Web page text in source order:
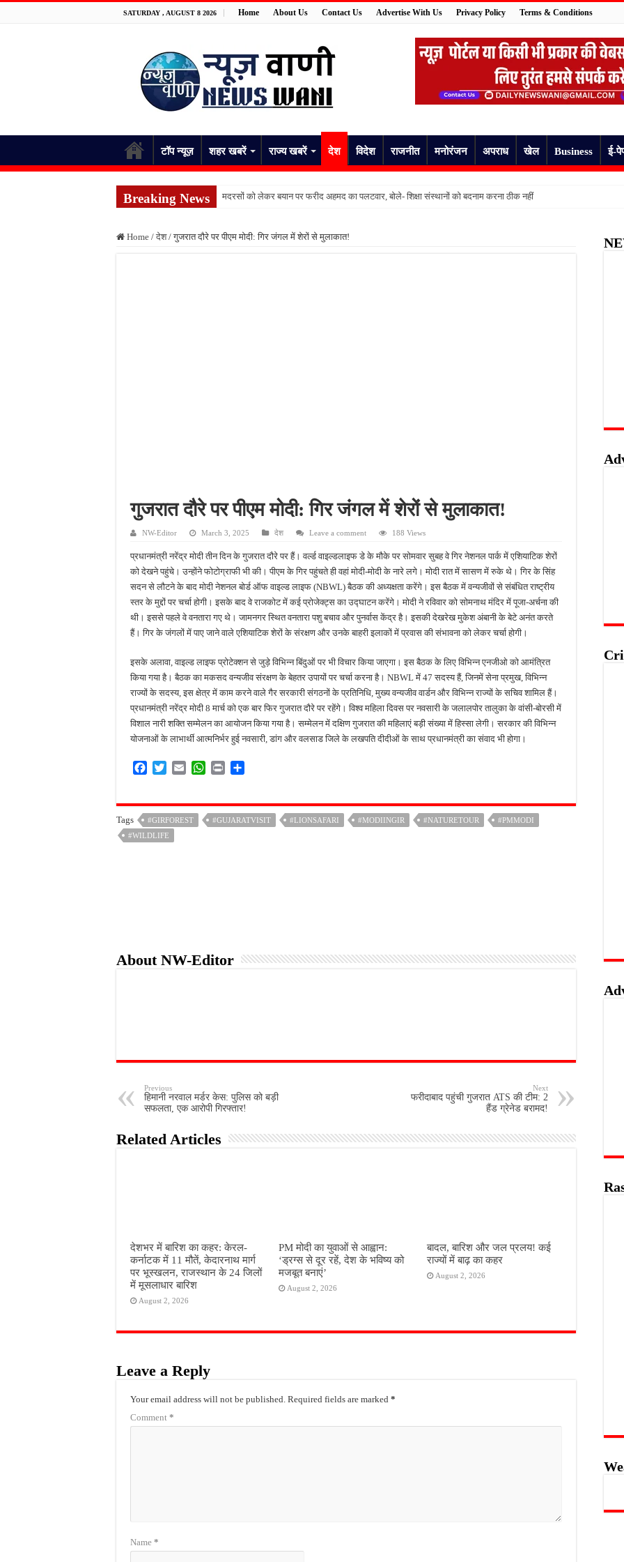
SATURDAY , AUGUST 8 2026 Home About Us Contact Us Advertise With Us Privacy Policy Terms & Conditions
टॉप न्यूज़ शहर खबरें राज्य खबरें देश विदेश राजनीत मनोरंजन अपराध खेल Business ई-
Breaking News मदरसों को लेकर बयान पर फरीद अहमद का पलटवार, बोले- शिक्षा संस्थानों को बदनाम करना ठीक नहीं
फतेहपुर में नाले से मिले शव की हुई पहचान, दो दिन से लापता युवक की मौत से परिवार में मचा कोहराम
Home / देश / गुजरात दौरे पर पीएम मोदी: गिर जंगल में शेरों से मुलाकात!
गुजरात दौरे पर पीएम मोदी: गिर जंगल में शेरों से मुलाकात!
NW-Editor March 3, 2025 देश Leave a comment 188 Views
प्रधानमंत्री नरेंद्र मोदी तीन दिन के गुजरात दौरे पर हैं। वर्ल्ड वाइल्डलाइफ डे के मौके पर सोमवार सुबह वे गिर नेशनल पार्क में एशियाटिक शेरों
को देखने पहुंचे। उन्होंने फोटोग्राफी भी की। पीएम के गिर पहुंचते ही वहां मोदी-मोदी के नारे लगे। मोदी रात में सासण में रुके थे। गिर के सिंह
सदन से लौटने के बाद मोदी नेशनल बोर्ड ऑफ वाइल्ड लाइफ (NBWL) बैठक की अध्यक्षता करेंगे। इस बैठक में वन्यजीवों से संबंधित राष्ट्रीय
स्तर के मुद्दों पर चर्चा होगी। इसके बाद वे राजकोट में कई प्रोजेक्ट्स का उद्घाटन करेंगे। मोदी ने रविवार को सोमनाथ मंदिर में पूजा-अर्चना की
थी। इससे पहले वे वनतारा गए थे। जामनगर स्थित वनतारा पशु बचाव और पुनर्वास केंद्र है। इसकी देखरेख मुकेश अंबानी के बेटे अनंत करते
हैं। गिर के जंगलों में पाए जाने वाले एशियाटिक शेरों के संरक्षण और उनके बाहरी इलाकों में प्रवास की संभावना को लेकर चर्चा होगी।
इसके अलावा, वाइल्ड लाइफ प्रोटेक्शन से जुड़े विभिन्न बिंदुओं पर भी विचार किया जाएगा। इस बैठक के लिए विभिन्न एनजीओ को आमंत्रित
किया गया है। बैठक का मकसद वन्यजीव संरक्षण के बेहतर उपायों पर चर्चा करना है। NBWL में 47 सदस्य हैं, जिनमें सेना प्रमुख, विभिन्न
राज्यों के सदस्य, इस क्षेत्र में काम करने वाले गैर सरकारी संगठनों के प्रतिनिधि, मुख्य वन्यजीव वार्डन और विभिन्न राज्यों के सचिव शामिल हैं।
प्रधानमंत्री नरेंद्र मोदी 8 मार्च को एक बार फिर गुजरात दौरे पर रहेंगे। विश्व महिला दिवस पर नवसारी के जलालपोर तालुका के वांसी-बोरसी में
विशाल नारी शक्ति सम्मेलन का आयोजन किया गया है। सम्मेलन में दक्षिण गुजरात की महिलाएं बड़ी संख्या में हिस्सा लेगी। सरकार की विभिन्न
योजनाओं के लाभार्थी आत्मनिर्भर हुई नवसारी, डांग और वलसाड जिले के लखपति दीदीओं के साथ प्रधानमंत्री का संवाद भी होगा।
e
b
o
t
t
e
i
l
W
t
s
n
t
r
e
Tags #GIRFOREST #GUJARATVISIT #LIONSAFARI #MODIINGIR #NATURETOUR
#PMMODI
#WILDLIFE
About NW-Editor
Previous
हिमानी नरवाल मर्डर केस: पुलिस को बड़ी
सफलता, एक आरोपी गिरफ्तार!
Next
फरीदाबाद पहुंची गुजरात ATS की टीम: 2
हैंड ग्रेनेड बरामद!
Related Articles
देशभर में बारिश का कहर: केरल-
कर्नाटक में 11 मौतें, केदारनाथ मार्ग
पर भूस्खलन, राजस्थान के 24 जिलों
में मूसलाधार बारिश
August 2, 2026
PM मोदी का युवाओं से आह्वान:
‘ड्रग्स से दूर रहें, देश के भविष्य को
मजबूत बनाएं’
August 2, 2026
बादल, बारिश और जल प्रलय! कई
राज्यों में बाढ़ का कहर
August 2, 2026
Leave a Reply
Your email address will not be published. Required fields are marked *
Comment *
Name *